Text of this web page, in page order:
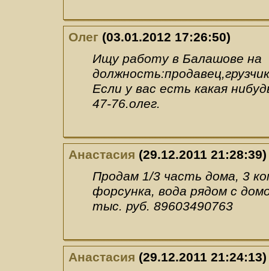
Олег (03.01.2012 17:26:50)
Ищу работу в Балашове на
Если у вас есть какая
47-76.олег.
Анастасия (29.12.2011 21:28:39)
Продам 1/3 часть дома, 3
форсунка, вода рядом с
тыс. руб. 89603490763
Анастасия (29.12.2011 21:24:13)